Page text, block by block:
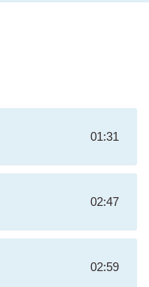
01:31
02:47
02:59